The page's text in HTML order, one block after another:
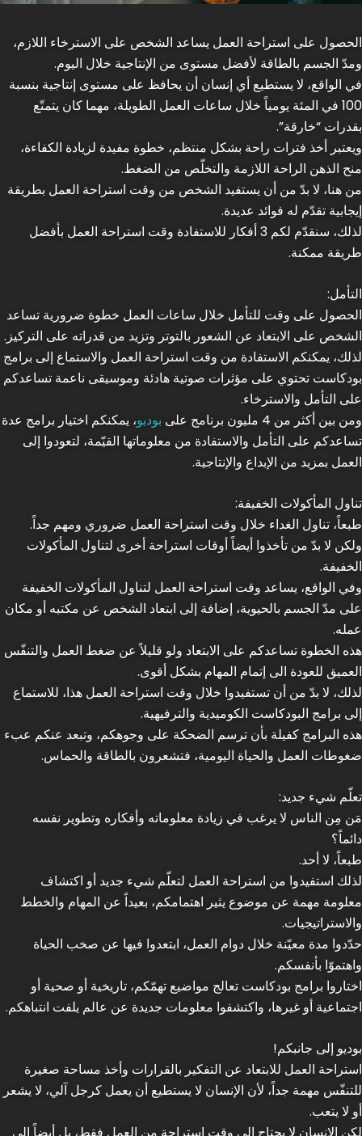
الحصول على استراحة العمل يساعد الشخص على الاسترخاء اللازم،
ومدّ الجسم بالطاقة لأفضل مستوى من الإنتاجية خلال اليوم.
في الواقع، لا يستطيع أي إنسان أن يحافظ على مستوى إنتاجية بنسبة
100 في المئة يومياً خلال ساعات العمل الطويلة، مهما كان يتمتّع
بقدرات “خارقة”.
ويعتبر أخذ فترات راحة بشكل منتظم، خطوة مفيدة لزيادة الكفاءة،
منح الذهن الراحة اللازمة والتخلّص من الضغط.
من هنا، لا بدّ من أن يستفيد الشخص من وقت استراحة العمل بطريقة
إيجابية تقدّم له فوائد عديدة.
لذلك، سنقدّم لكم 3 أفكار للاستفادة وقت استراحة العمل بأفضل
طريقة ممكنة.
التأمل:
الحصول على وقت للتأمل خلال ساعات العمل خطوة ضرورية تساعد
الشخص على الابتعاد عن الشعور بالتوتر وتزيد من قدراته على التركيز.
لذلك، يمكنكم الاستفادة من وقت استراحة العمل والاستماع إلى برامج
بودكاست تحتوي على مؤثرات صوتية هادئة وموسيقى ناعمة تساعدكم
على التأمل والاسترخاء.
ومن بين أكثر من 4 مليون برنامج على
بوديو، يمكنكم اختيار برامج عدة
تساعدكم على التأمل والاستفادة من معلوماتها القيّمة، لتعودوا إلى
العمل بمزيد من الإبداع والإنتاجية.
تناول المأكولات الخفيفة:
طبعاً، تناول الغداء خلال وقت استراحة العمل ضروري ومهم جداً.
ولكن لا بدّ من تأخذوا أيضاً أوقات استراحة أخرى لتناول المأكولات
الخفيفة.
وفي الواقع، يساعد وقت استراحة العمل لتناول المأكولات الخفيفة
على مدّ الجسم بالحيوية، إضافة إلى ابتعاد الشخص عن مكتبه أو مكان
عمله.
هذه الخطوة تساعدكم على الابتعاد ولو قليلاً عن ضغط العمل والتنفّس
العميق للعودة الى إتمام المهام بشكل أقوى.
لذلك، لا بدّ من أن تستفيدوا خلال وقت استراحة العمل هذا، للاستماع
إلى برامج البودكاست الكوميدية والترفيهية.
هذه البرامج كفيلة بأن ترسم الضحكة على وجوهكم، وتبعد عنكم عبء
ضغوطات العمل والحياة اليومية، فتشعرون بالطاقة والحماس.
تعلّم شيء جديد:
مَن مِن الناس لا يرغب في زيادة معلوماته وأفكاره وتطوير نفسه
دائماً؟
طبعاً، لا أحد.
لذلك استفيدوا من استراحة العمل لتعلّم شيء جديد أو اكتشاف
معلومة مهمة عن موضوع يثير اهتمامكم، بعيداً عن المهام والخطط
والاستراتيجيات.
حدّدوا مدة معيّنة خلال دوام العمل، ابتعدوا فيها عن صخب الحياة
واهتموّا بأنفسكم.
اختاروا برامج بودكاست تعالج مواضيع تهمّكم، تاريخية أو صحية أو
اجتماعية أو غيرها، واكتشفوا معلومات جديدة عن عالم يلفت انتباهكم.
بوديو إلى جانبكم!
استراحة العمل للابتعاد عن التفكير بالقرارات وأخذ مساحة صغيرة
للتنفّس مهمة جداً، لأن الإنسان لا يستطيع أن يعمل كرجل آلي، لا يشعر
أو لا يتعب.